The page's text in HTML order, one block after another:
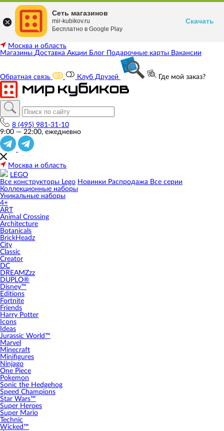
Москва и область
Магазины Доставка Акции Блог Подарочные карты Вакансии
Обратная связь Клуб Друзей Где мой заказ?
8 (495) 981-31-10
9:00 — 22:00, ежедневно
Москва и область
LEGO
Все конструкторы Lego Новинки Распродажа Все серии
Коллекционные наборы
Уникальные наборы
4+
ART
Animal Crossing
Architecture
Botanicals
BrickHeadz
City
Classic
Creator
DC
DREAMZzz
DUPLO®
Disney™
Editions
Fortnite
Friends
Harry Potter
Icons
Ideas
Jurassic World™
Marvel
Minecraft
Minifigures
Ninjago
One Piece
Pokemon
Sonic the Hedgehog
Speed Champions
Star Wars™
Super Heroes
Super Mario
Technic
Wicked™
Сеть магазинов
mir-kubikov.ru
Бесплатно в Google Play
Скачать